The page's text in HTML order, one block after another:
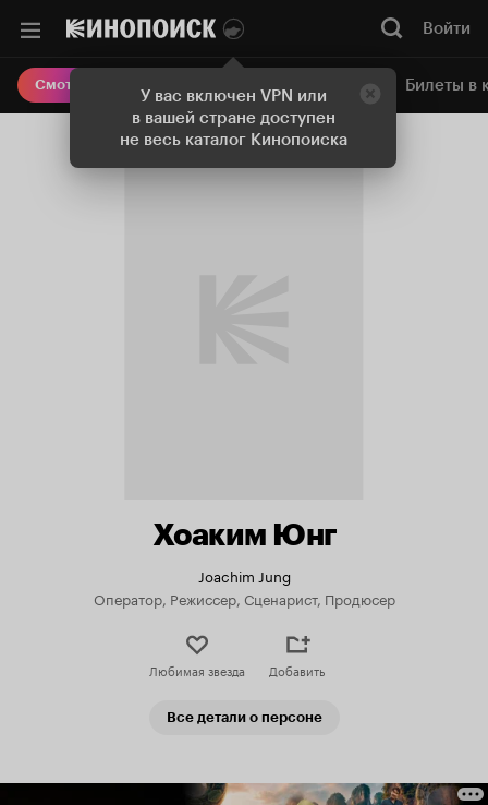
У вас включен VPN или
в вашей стране доступен
не весь каталог Кинопоиска
Войти
Смотреть кино Онлайн-кинотеатр Билеты в
Хоаким Юнг
Joachim Jung
Оператор, Режиссер, Сценарист, Продюсер
Любимая звезда Добавить
Все детали о персоне